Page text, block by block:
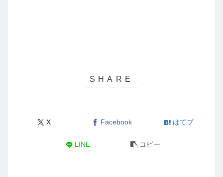
X Facebook はてブ
LINE コピー